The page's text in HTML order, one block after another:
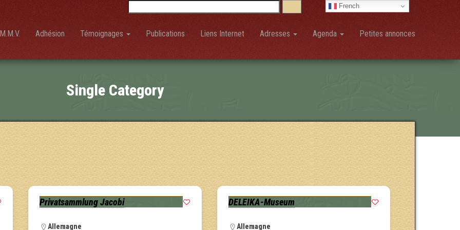
French
Adhésion Témoignages Publications Liens Internet Adresses Agenda Petites annonces
Single Category
Privatsammlung Jacobi
Allemagne
DELEIKA-Museum
Allemagne